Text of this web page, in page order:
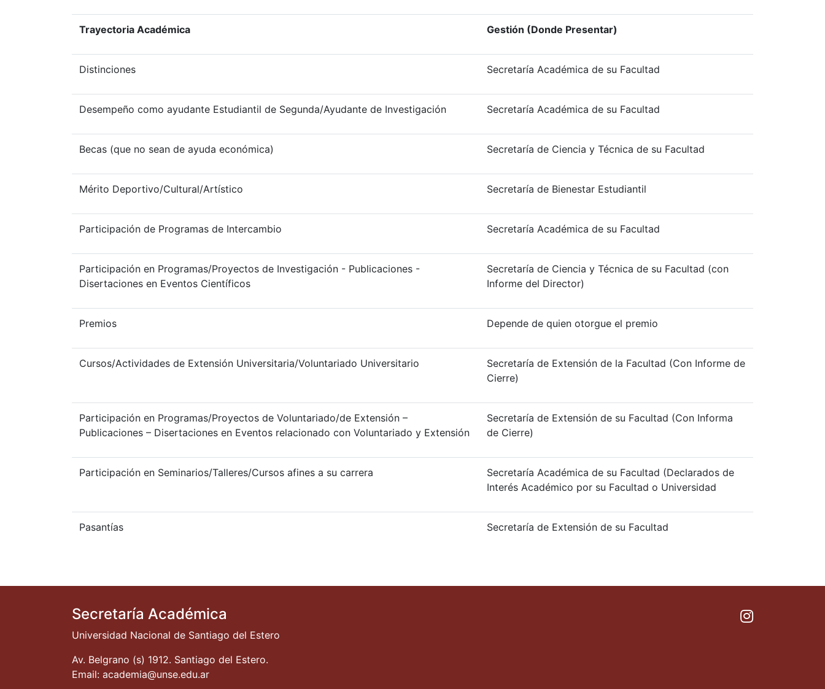
Trayectoria Académica Gestión (Donde Presentar)
Distinciones Secretaría Académica de su Facultad
Desempeño como ayudante Estudiantil de Segunda/Ayudante de Investigación Secretaría Académica de su Facultad
Becas (que no sean de ayuda económica) Secretaría de Ciencia y Técnica de su Facultad
Mérito Deportivo/Cultural/Artístico Secretaría de Bienestar Estudiantil
Participación de Programas de Intercambio Secretaría Académica de su Facultad
Participación en Programas/Proyectos de Investigación - Publicaciones -
Disertaciones en Eventos Científicos
Secretaría de Ciencia y Técnica de su Facultad (con
Informe del Director)
Premios Depende de quien otorgue el premio
Cursos/Actividades de Extensión Universitaria/Voluntariado Universitario
Secretaría de Extensión de la Facultad (Con Informe de
Cierre)
Participación en Programas/Proyectos de Voluntariado/de Extensión –
Publicaciones – Disertaciones en Eventos relacionado con Voluntariado y Extensión
Secretaría de Extensión de su Facultad (Con Informa
de Cierre)
Participación en Seminarios/Talleres/Cursos afines a su carrera
Secretaría Académica de su Facultad (Declarados de
Interés Académico por su Facultad o Universidad
Pasantías Secretaría de Extensión de su Facultad
Secretaría Académica
Universidad Nacional de Santiago del Estero
Av. Belgrano (s) 1912. Santiago del Estero.
Email: academia@unse.edu.ar